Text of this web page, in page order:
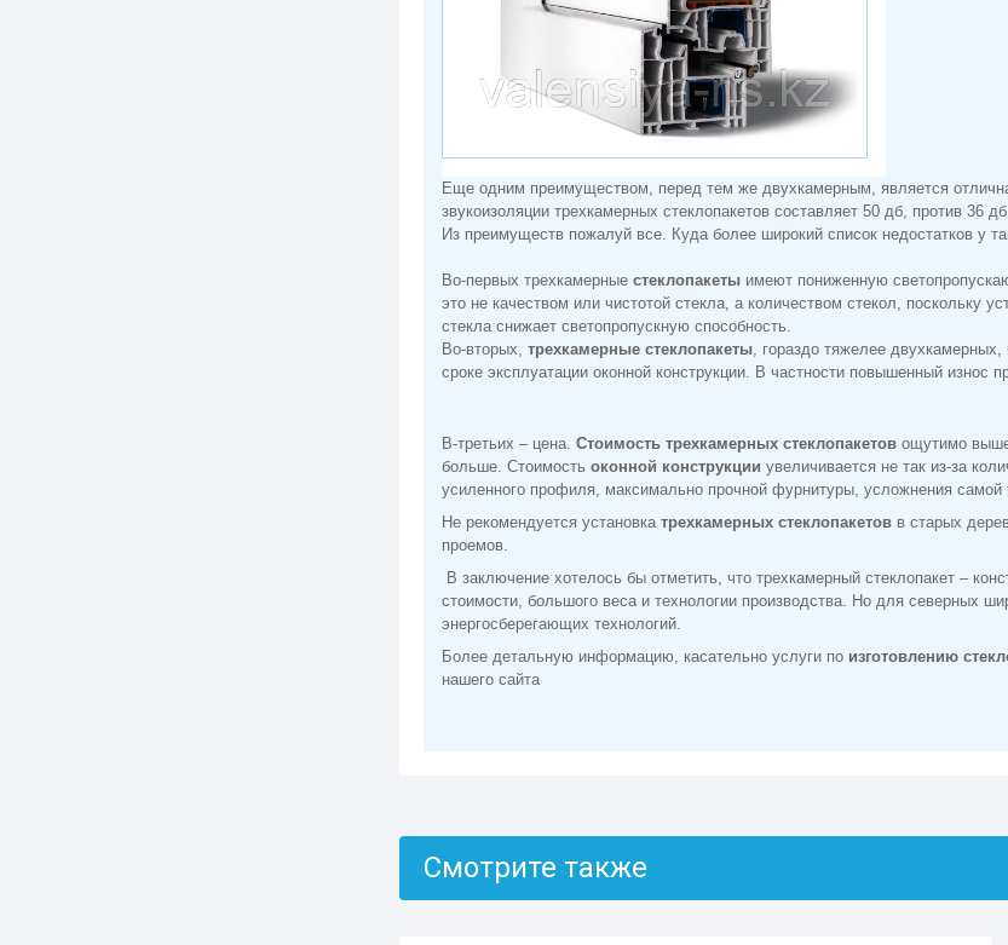
Еще одним преимуществом, перед тем же двухкамерным, является
звукоизоляции трехкамерных стеклопакетов составляет 50 дб, против 36
Из преимуществ пожалуй все. Куда более широкий список недостатков у
Во-первых трехкамерные стеклопакеты имеют пониженную
это не качеством или чистотой стекла, а количеством стекол, поскольку
стекла снижает светопропускную способность.
Во-вторых, трехкамерные стеклопакеты, гораздо тяжелее двухкамерных,
сроке эксплуатации оконной конструкции. В частности повышенный износ
В-третьих – цена. Стоимость трехкамерных стеклопакетов ощутимо
больше. Стоимость оконной конструкции увеличивается не так из-за
усиленного профиля, максимально прочной фурнитуры, усложнения самой
Не рекомендуется установка трехкамерных стеклопакетов в старых
проемов.
В заключение хотелось бы отметить, что трехкамерный стеклопакет –
стоимости, большого веса и технологии производства. Но для северных
энергосберегающих технологий.
Более детальную информацию, касательно услуги по изготовлению
нашего сайта